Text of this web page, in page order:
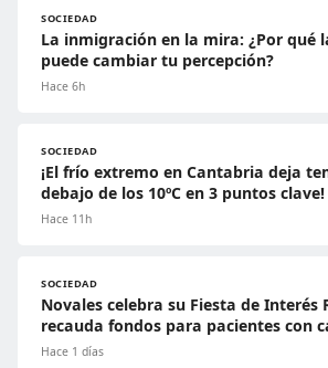
SOCIEDAD
La inmigración en la mira: ¿Por qué
puede cambiar tu percepción?
Hace 6h
SOCIEDAD
¡El frío extremo en Cantabria deja
debajo de los 10ºC en 3 puntos clave!
Hace 11h
SOCIEDAD
Novales celebra su Fiesta de Interés
recauda fondos para pacientes con
Hace 1 días